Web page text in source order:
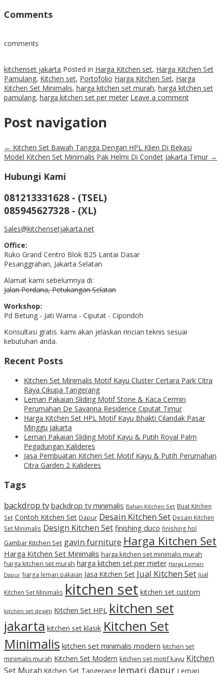
Comments
comments
kitchenset jakarta Posted in Harga Kitchen set, Harga Kitchen Set
Pamulang, Kitchen set, Portofolio Harga Kitchen Set, Harga
Kitchen Set Minimalis, harga kitchen set murah, harga kitchen set
pamulang, harga kitchen set per meter Leave a comment
Post navigation
← Kitchen Set Bawah Tangga Dengan HPL Klien Di Bekasi
Model Kitchen Set Minimalis Pak Helmi Di Condet Jakarta Timur →
Hubungi Kami
081213331628 - (TSEL)
085945627328 - (XL)
Sales@kitchensetjakarta.net
Office:
Ruko Grand Centro Blok B25 Lantai Dasar
Pesanggrahan, Jakarta Selatan
Alamat kami sebelumnya di:
Jalan Perdana, Petukangan Selatan
Workshop:
Pd Betung - Jati Warna - Ciputat - Cipondoh
Konsultasi gratis. kami akan jelaskan rincian teknis sesuai
kebutuhan anda.
Recent Posts
Kitchen Set Minimalis Motif Kayu Cluster Certara Park Citra
Raya Cikupa Tangerang
Lemari Pakaian Sliding Motif Stone & Kaca Cermin
Perumahan De Savanna Residence Ciputat Timur
Harga Kitchen Set HPL Motif Kayu Bhakti Cilandak Pasar
Minggu Jakarta
Lemari Pakaian Sliding Motif Kayu & Putih Royal Palm
Pegadungan Kalideres
Jasa Pembuatan Kitchen Set Motif Kayu & Putih Perumahan
Citra Garden 2 Kalideres
Tags
backdrop tv backdrop tv minimalis Bahan Kitchen Set Buat Kitchen
Set Contoh Kitchen Set Dapur Desain Kitchen Set Desain Kitchen
Set Minimalis Design Kitchen Set finishing duco finishing hpl
Gambar Kitchen Set gavin furniture Harga Kitchen Set
Harga Kitchen Set Minimalis harga kitchen set minimalis murah
harga kitchen set murah harga kitchen set per meter Harga Lemari
Dapur harga lemari pakaian Jasa Kitchen Set Jual Kitchen Set Jual
Kitchen Set Minimalis kitchen set kitchen set custom
kitchen set design Kitchen Set HPL kitchen set
jakarta kitchen set klasik Kitchen Set
Minimalis kitchen set minimalis modern kitchen set
minimalis murah Kitchen Set Modern kitchen set motif kayu Kitchen
Set Murah Kitchen Set Tangerang lemari dapur Lemari